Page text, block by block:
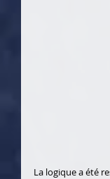
La logique a été